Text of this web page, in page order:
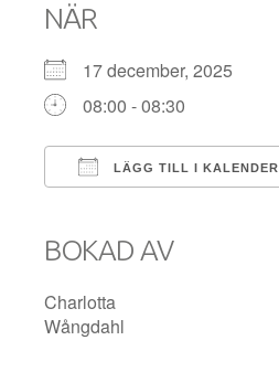
NÄR
17 december, 2025
08:00 - 08:30
LÄGG TILL I KALENDER
BOKAD AV
Charlotta
Wångdahl